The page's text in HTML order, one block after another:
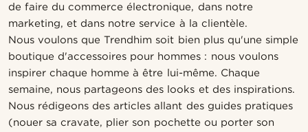
de faire du commerce électronique, dans notre
marketing, et dans notre service à la clientèle.
Nous voulons que Trendhim soit bien plus qu'une simple
boutique d'accessoires pour hommes : nous voulons
inspirer chaque homme à être lui-même. Chaque
semaine, nous partageons des looks et des inspirations.
Nous rédigeons des articles allant des guides pratiques
(nouer sa cravate, plier son pochette ou porter son